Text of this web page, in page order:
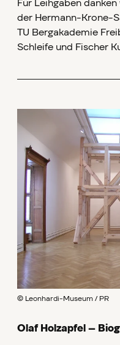
Für Leihgaben danken
der Hermann-Krone-
TU Bergakademie
Schleife und Fischer
© Leonhardi-Museum / PR
Olaf Holzapfel –